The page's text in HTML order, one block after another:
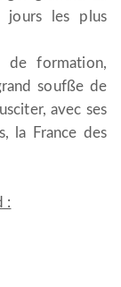
jours les plus
de formation,
soufße de
avec ses
la France des
: